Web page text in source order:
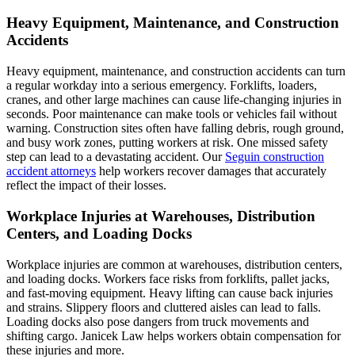
Heavy Equipment, Maintenance, and Construction
Accidents
Heavy equipment, maintenance, and construction accidents can turn
a regular workday into a serious emergency. Forklifts, loaders,
cranes, and other large machines can cause life-changing injuries in
seconds. Poor maintenance can make tools or vehicles fail without
warning. Construction sites often have falling debris, rough ground,
and busy work zones, putting workers at risk. One missed safety
step can lead to a devastating accident. Our Seguin construction
accident attorneys help workers recover damages that accurately
reflect the impact of their losses.
Workplace Injuries at Warehouses, Distribution
Centers, and Loading Docks
Workplace injuries are common at warehouses, distribution centers,
and loading docks. Workers face risks from forklifts, pallet jacks,
and fast-moving equipment. Heavy lifting can cause back injuries
and strains. Slippery floors and cluttered aisles can lead to falls.
Loading docks also pose dangers from truck movements and
shifting cargo. Janicek Law helps workers obtain compensation for
these injuries and more.